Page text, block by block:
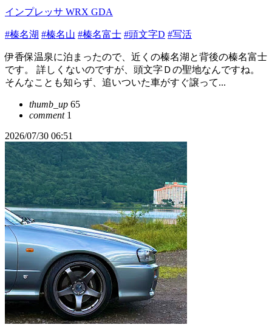
インプレッサ WRX GDA
#榛名湖 #榛名山 #榛名富士 #頭文字D #写活
伊香保温泉に泊まったので、近くの榛名湖と背後の榛名富士
です。 詳しくないのですが、頭文字Ｄの聖地なんですね。
そんなことも知らず、追いついた車がすぐ譲って...
thumb_up 65
comment1
2026/07/30 06:51